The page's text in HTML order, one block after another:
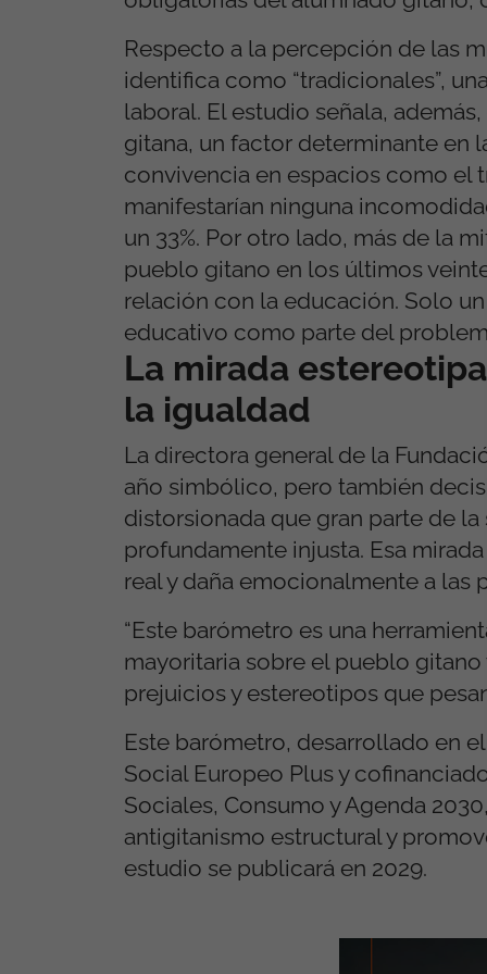
Respecto a la percepción de las
identifica como “tradicionales”,
laboral. El estudio señala,
gitana, un factor determinante en
convivencia en espacios como el
manifestarían ninguna
un 33%. Por otro lado, más de la
pueblo gitano en los últimos
relación con la educación. Solo
educativo como parte del
La mirada
la igualdad
La directora general de la
año simbólico, pero también
distorsionada que gran parte de
profundamente injusta. Esa
real y daña emocionalmente a las
“Este barómetro es una
mayoritaria sobre el pueblo
prejuicios y estereotipos que
Este barómetro, desarrollado en
Social Europeo Plus y
Sociales, Consumo y Agenda
antigitanismo estructural y
estudio se publicará en 2029.